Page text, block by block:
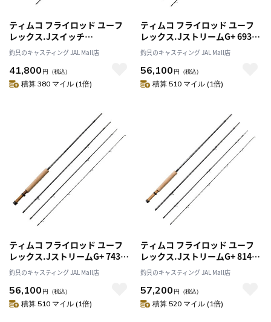
ティムコ フライロッド ユーフ
レックス.Jスイッチ
JSWT1066-4
釣具のキャスティング JAL Mall店
41,800 円 （税込）
積算 380 マイル (1倍)
ティムコ フライロッド ユーフ
レックス.JストリームG+ 693-
4G+
釣具のキャスティング JAL Mall店
56,100 円 （税込）
積算 510 マイル (1倍)
ティムコ フライロッド ユーフ
レックス.JストリームG+ 743-
4G+
釣具のキャスティング JAL Mall店
56,100 円 （税込）
積算 510 マイル (1倍)
ティムコ フライロッド ユーフ
レックス.JストリームG+ 814-
4G+
釣具のキャスティング JAL Mall店
57,200 円 （税込）
積算 520 マイル (1倍)